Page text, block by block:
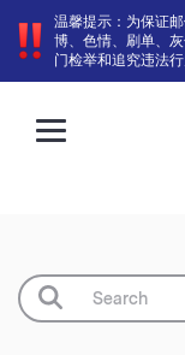
温馨提示：为保证
博、色情、刷单、
门检举和追究违法行